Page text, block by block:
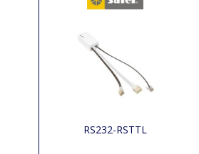
RS232-RSTTL